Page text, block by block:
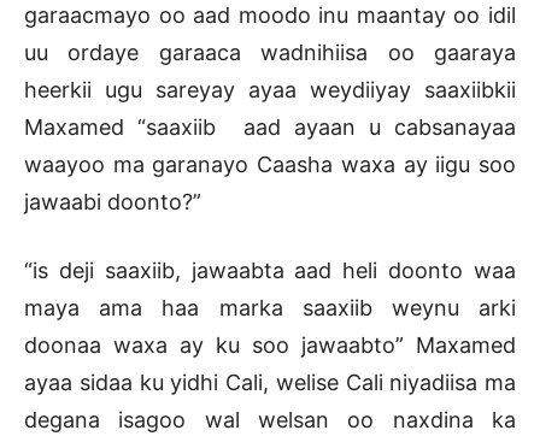
garaacmayo oo aad moodo inu maantay oo idil
uu ordaye garaaca wadnihiisa oo gaaraya
heerkii ugu sareyay ayaa weydiiyay saaxiibkii
Maxamed “saaxiib aad ayaan u cabsanayaa
waayoo ma garanayo Caasha waxa ay iigu soo
jawaabi doonto?”
“is deji saaxiib, jawaabta aad heli doonto waa
maya ama haa marka saaxiib weynu arki
doonaa waxa ay ku soo jawaabto” Maxamed
ayaa sidaa ku yidhi Cali, welise Cali niyadiisa ma
degana isagoo wal welsan oo naxdina ka